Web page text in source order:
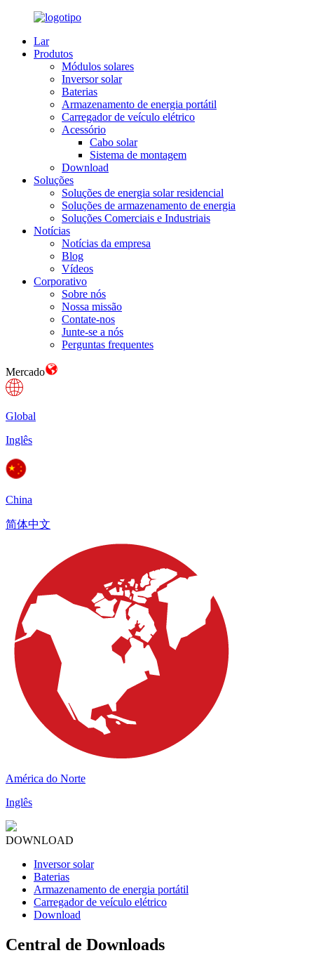
Lar
Produtos
Módulos solares
Inversor solar
Baterias
Armazenamento de energia portátil
Carregador de veículo elétrico
Acessório
Cabo solar
Sistema de montagem
Download
Soluções
Soluções de energia solar residencial
Soluções de armazenamento de energia
Soluções Comerciais e Industriais
Notícias
Notícias da empresa
Blog
Vídeos
Corporativo
Sobre nós
Nossa missão
Contate-nos
Junte-se a nós
Perguntas frequentes
Mercado
Global
Inglês
China
简体中文
América do Norte
Inglês
DOWNLOAD
Inversor solar
Baterias
Armazenamento de energia portátil
Carregador de veículo elétrico
Download
Central de Downloads